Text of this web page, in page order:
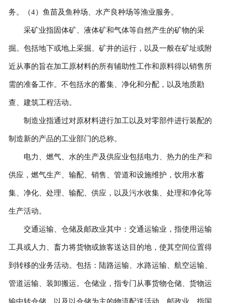
务。（4）鱼苗及鱼种场、水产良种场等渔业服务。
采矿业指固体矿、液体矿和气体等自然产生的矿物的采
掘。包括地下或地上采掘、矿井的运行，以及一般在矿址或附
近从事的旨在加工原材料的所有辅助性工作和原料得以销售所
需的准备工作。不包括水的蓄集、净化和分配，以及地质勘
查、建筑工程活动。
制造业指通过对原材料进行加工以及对零部件进行装配的
制造新的产品的工业部门的总称。
电力、燃气、水的生产及供应业包括电力、热力的生产和
供应，燃气生产、输配、销售、管道和设施维护，饮用水蓄
集、净化、处理、输配、供应，以及污水收集、处理和净化等
生产活动。
交通运输、仓储及邮政业其中：交通运输业，指使用运输
工具或人力、畜力将货物或旅客送达目的地，使其空间位置得
到转移的业务活动。包括：陆路运输、水路运输、航空运输、
管道运输、装卸搬运。仓储业，指专门从事货物仓储、货物运
输中转仓储、以及以仓储为主的物流配送活动。邮政业，指国